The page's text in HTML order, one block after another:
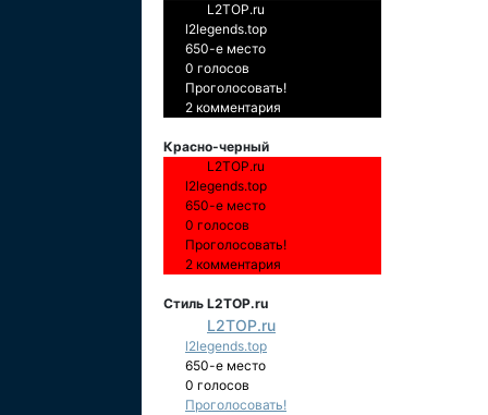
L2TOP.ru
l2legends.top
650-е место
0 голосов
Проголосовать!
2 комментария
Красно-черный
L2TOP.ru
l2legends.top
650-е место
0 голосов
Проголосовать!
2 комментария
Стиль L2TOP.ru
L2TOP.ru
l2legends.top
650-е место
0 голосов
Проголосовать!